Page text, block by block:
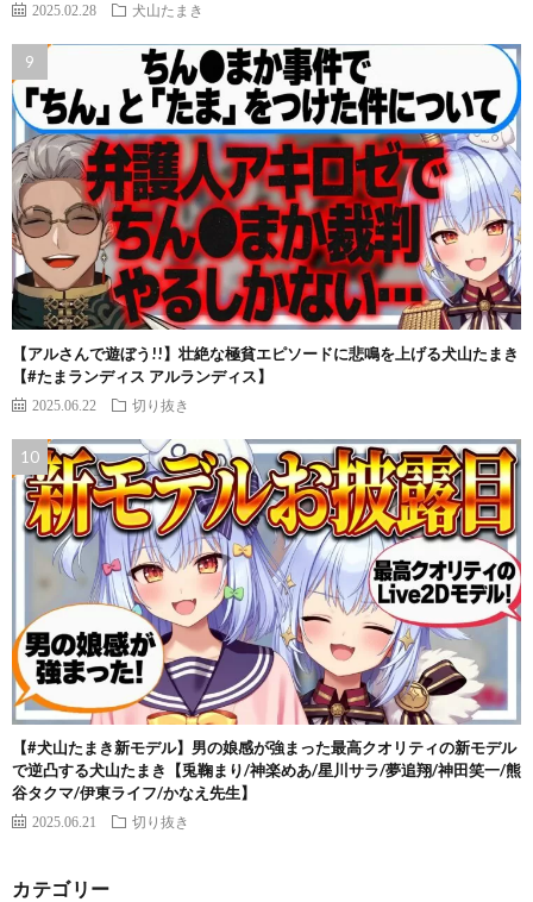
2025.02.28 犬山たまき
【アルさんで遊ぼう!!】壮絶な極貧エピソードに悲鳴を上げる犬山たまき
【#たまランディス アルランディス】
2025.06.22 切り抜き
【#犬山たまき新モデル】男の娘感が強まった最高クオリティの新モデル
で逆凸する犬山たまき【兎鞠まり/神楽めあ/星川サラ/夢追翔/神田笑一/熊
谷タクマ/伊東ライフ/かなえ先生】
2025.06.21 切り抜き
カテゴリー